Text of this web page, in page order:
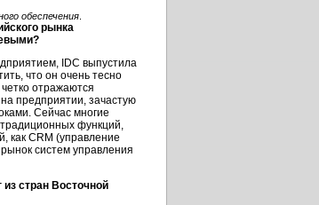
обеспечения
рынка
IDC выпустила
что он очень тесно
отражаются
предприятии, зачастую
Сейчас многие
функций,
как CRM (управление
систем управления
стран Восточной